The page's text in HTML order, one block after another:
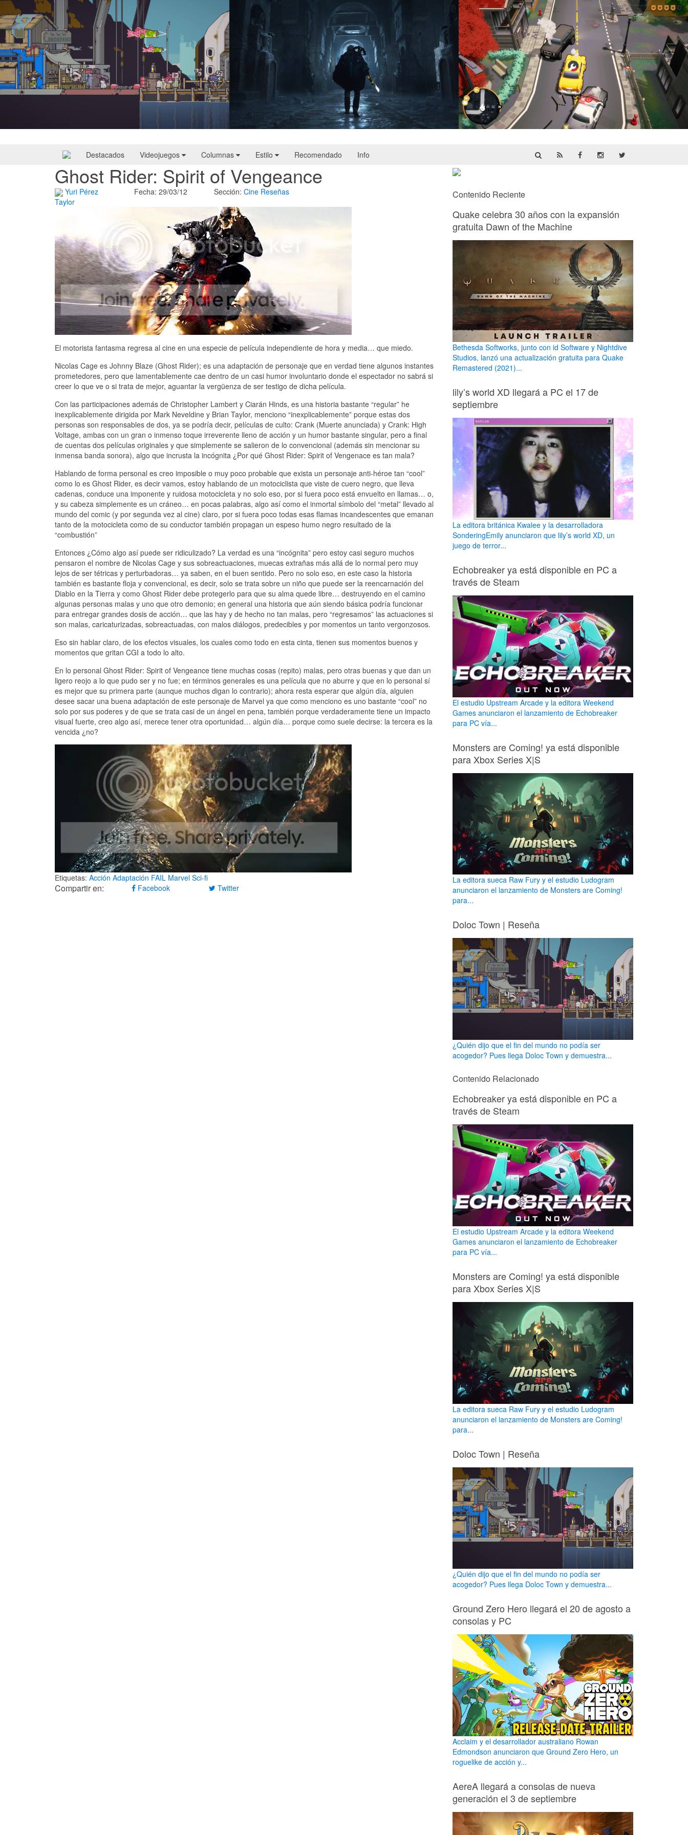
Destacados Videojuegos Columnas Estilo Recomendado Info
Ghost Rider: Spirit of Vengeance
Yuri Pérez
Taylor
Fecha: 29/03/12 Sección: Cine Reseñas
El motorista fantasma regresa al cine en una especie de película independiente de hora y media… que miedo.
Nicolas Cage es Johnny Blaze (Ghost Rider); es una adaptación de personaje que en verdad tiene algunos instantes
prometedores, pero que lamentablemente cae dentro de un casi humor involuntario donde el espectador no sabrá si
creer lo que ve o si trata de mejor, aguantar la vergüenza de ser testigo de dicha película.
Con las participaciones además de Christopher Lambert y Ciarán Hinds, es una historia bastante “regular” he
inexplicablemente dirigida por Mark Neveldine y Brian Taylor, menciono “inexplicablemente” porque estas dos
personas son responsables de dos, ya se podría decir, películas de culto: Crank (Muerte anunciada) y Crank: High
Voltage, ambas con un gran o inmenso toque irreverente lleno de acción y un humor bastante singular, pero a final
de cuentas dos películas originales y que simplemente se salieron de lo convencional (además sin mencionar su
inmensa banda sonora), algo que incrusta la incógnita ¿Por qué Ghost Rider: Spirit of Vengenace es tan mala?
Hablando de forma personal es creo imposible o muy poco probable que exista un personaje anti-héroe tan “cool”
como lo es Ghost Rider, es decir vamos, estoy hablando de un motociclista que viste de cuero negro, que lleva
cadenas, conduce una imponente y ruidosa motocicleta y no solo eso, por si fuera poco está envuelto en llamas… o,
y su cabeza simplemente es un cráneo… en pocas palabras, algo así como el inmortal símbolo del “metal” llevado al
mundo del comic (y por segunda vez al cine) claro, por si fuera poco todas esas flamas incandescentes que emanan
tanto de la motocicleta como de su conductor también propagan un espeso humo negro resultado de la
“combustión”
Entonces ¿Cómo algo así puede ser ridiculizado? La verdad es una “incógnita” pero estoy casi seguro muchos
pensaron el nombre de Nicolas Cage y sus sobreactuaciones, muecas extrañas más allá de lo normal pero muy
lejos de ser tétricas y perturbadoras… ya saben, en el buen sentido. Pero no solo eso, en este caso la historia
también es bastante floja y convencional, es decir, solo se trata sobre un niño que puede ser la reencarnación del
Diablo en la Tierra y como Ghost Rider debe protegerlo para que su alma quede libre… destruyendo en el camino
algunas personas malas y uno que otro demonio; en general una historia que aún siendo básica podría funcionar
para entregar grandes dosis de acción… que las hay y de hecho no tan malas, pero “regresamos” las actuaciones si
son malas, caricaturizadas, sobreactuadas, con malos diálogos, predecibles y por momentos un tanto vergonzosos.
Eso sin hablar claro, de los efectos visuales, los cuales como todo en esta cinta, tienen sus momentos buenos y
momentos que gritan CGI a todo lo alto.
En lo personal Ghost Rider: Spirit of Vengeance tiene muchas cosas (repito) malas, pero otras buenas y que dan un
ligero reojo a lo que pudo ser y no fue; en términos generales es una película que no aburre y que en lo personal sí
es mejor que su primera parte (aunque muchos digan lo contrario); ahora resta esperar que algún día, alguien
desee sacar una buena adaptación de este personaje de Marvel ya que como menciono es uno bastante “cool” no
solo por sus poderes y de que se trata casi de un ángel en pena, también porque verdaderamente tiene un impacto
visual fuerte, creo algo así, merece tener otra oportunidad… algún día… porque como suele decirse: la tercera es la
vencida ¿no?
Etiquetas: Acción Adaptación FAIL Marvel Sci-fi
Compartir en: Facebook Twitter
Contenido Reciente
Quake celebra 30 años con la expansión
gratuita Dawn of the Machine
Bethesda Softworks, junto con id Software y Nightdive
Studios, lanzó una actualización gratuita para Quake
Remastered (2021)...
lily’s world XD llegará a PC el 17 de
septiembre
La editora británica Kwalee y la desarrolladora
SonderingEmily anunciaron que lily’s world XD, un
juego de terror...
Echobreaker ya está disponible en PC a
través de Steam
El estudio Upstream Arcade y la editora Weekend
Games anunciaron el lanzamiento de Echobreaker
para PC vía...
Monsters are Coming! ya está disponible
para Xbox Series X|S
La editora sueca Raw Fury y el estudio Ludogram
anunciaron el lanzamiento de Monsters are Coming!
para...
Doloc Town | Reseña
¿Quién dijo que el fin del mundo no podía ser
acogedor? Pues llega Doloc Town y demuestra...
Contenido Relacionado
Echobreaker ya está disponible en PC a
través de Steam
El estudio Upstream Arcade y la editora Weekend
Games anunciaron el lanzamiento de Echobreaker
para PC vía...
Monsters are Coming! ya está disponible
para Xbox Series X|S
La editora sueca Raw Fury y el estudio Ludogram
anunciaron el lanzamiento de Monsters are Coming!
para...
Doloc Town | Reseña
¿Quién dijo que el fin del mundo no podía ser
acogedor? Pues llega Doloc Town y demuestra...
Ground Zero Hero llegará el 20 de agosto a
consolas y PC
Acclaim y el desarrollador australiano Rowan
Edmondson anunciaron que Ground Zero Hero, un
roguelike de acción y...
AereA llegará a consolas de nueva
generación el 3 de septiembre